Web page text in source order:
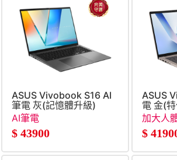
ASUS Vivobook S16 AI
筆電 灰(記憶體升級)
(Ultra 5
225H&#47;16G+16G&#47;512G
SSD&#47;W11)
AI筆電
$ 43900
ASUS
電 金(
加大人
$